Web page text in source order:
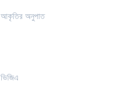
আকৃতির অনুপাত
ভিজিএ